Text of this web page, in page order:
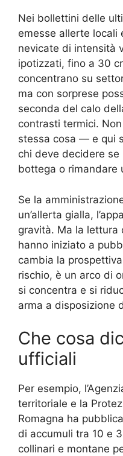
Nei bollettini delle
emesse allerte locali
nevicate di intensità
ipotizzati, fino a 30
concentrano su
ma con sorprese
seconda del calo
contrasti termici.
stessa cosa — e qui
chi deve decidere
bottega o rimandare
Se la
un’allerta gialla,
gravità. Ma la lettura
hanno iniziato a
cambia la
rischio, è un arco di
si concentra e si
arma a disposizione
Che cosa
ufficiali
Per esempio,
territoriale e la
Romagna ha
di accumuli tra 10 e
collinari e montane